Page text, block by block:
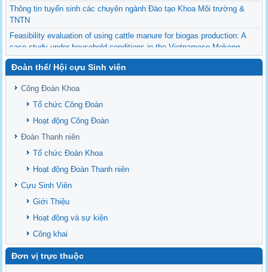
Thông tin tuyển sinh các chuyên ngành Đào tạo Khoa Môi trường &
TNTN
Feasibility evaluation of using cattle manure for biogas production: A
case study under household conditions in the Vietnamese Mekong
Delta
Sediment properties in flood-based farming systems in the Vietnamese
upstream Mekong Delta
Danh mục tạp chí xuất bản Quốc Tế 2026
Danh Mục các Đề Tài NCKH cấp Tỉnh năm 2024
Văn bản - Quy định
Ban chấp hành Đảng bộ khoa
Đoàn thể/ Hội cựu Sinh viên
Công Đoàn Khoa
Tổ chức Công Đoàn
Hoạt động Công Đoàn
Đoàn Thanh niên
Tổ chức Đoàn Khoa
Hoạt động Đoàn Thanh niên
Cựu Sinh Viên
Giới Thiệu
Hoạt động và sự kiện
Công khai
Đơn vị trực thuộc